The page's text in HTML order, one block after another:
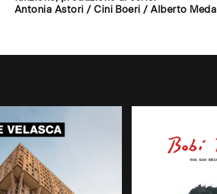
Antonia Astori / Cini Boeri / Alberto Meda